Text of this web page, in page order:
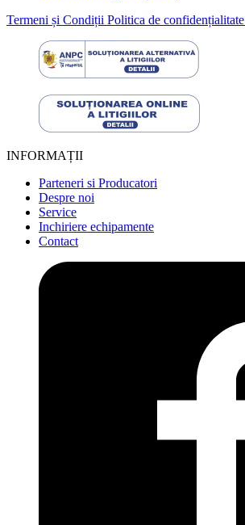
Termeni și Condiții Politica de confidențialitate
INFORMAȚII
Parteneri si Producatori
Despre noi
Service
Inchiriere echipamente
Contact